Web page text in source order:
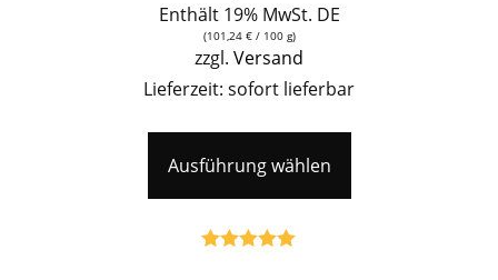
Enthält 19% MwSt. DE
(101,24 €/ 100 g)
zzgl. Versand
Lieferzeit: sofort lieferbar
Ausführung wählen